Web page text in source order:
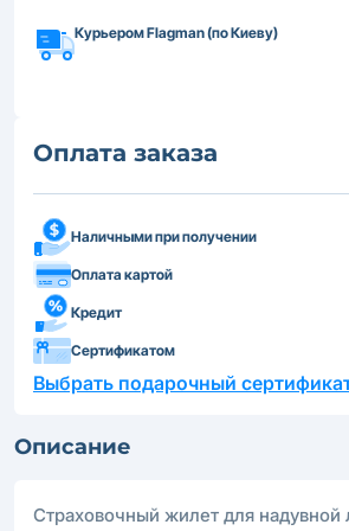
Курьером Flagman (по Киеву)
Оплата заказа
Наличными при получении
Оплата картой
Кредит
Сертификатом
Выбрать подарочный
Описание
Страховочный жилет для надувной